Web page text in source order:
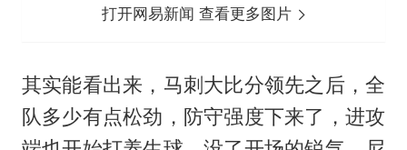
打开网易新闻 查看更多图片
其实能看出来，马刺大比分领先之后，全
队多少有点松劲，防守强度下来了，进攻